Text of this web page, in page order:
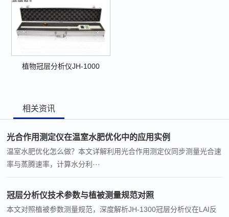
植物冠层分析仪JH-1000
相关资讯
光合作用测定仪在温室水肥优化中的应用实例
温室水肥优化怎么做？本文详解利用光合作用测定仪同步测量光合速
率与蒸腾速率，计算水分利···
冠层分析仪技术参数与植被测量规范对照
本文对照植被参数测量规范，深度解析JH-1300冠层分析仪在LAI反